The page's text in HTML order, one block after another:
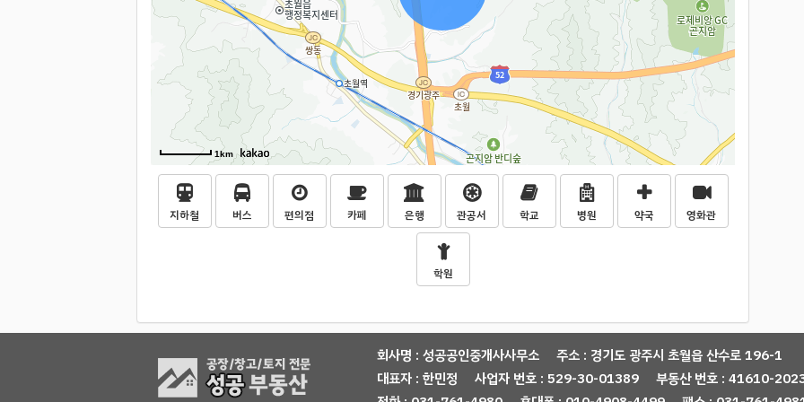
1km
지하철 버스 편의점 카페 은행 관공서 학교 병원 약국 영화관
학원
회사명 : 성공공인중개사사무소
주소 : 경기도 광주시 초월읍 산수로 196-1
대표자 : 한민정
사업자 번호 : 529-30-01389
부동산 번호 : 41610-